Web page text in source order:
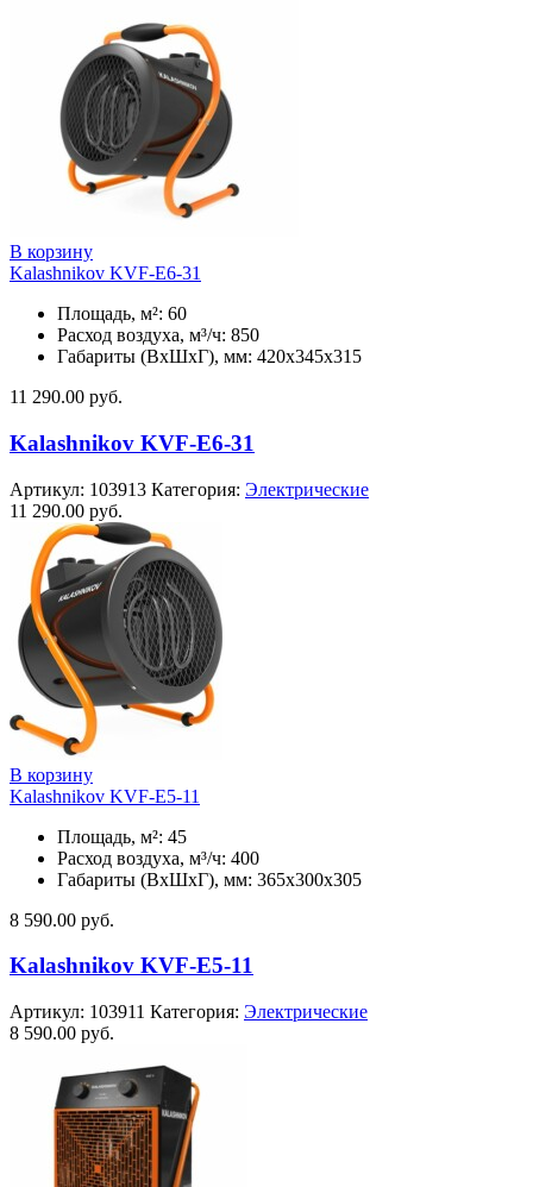
В корзину
Kalashnikov KVF-E6-31
Площадь, м²: 60
Расход воздуха, м³/ч: 850
Габариты (ВхШхГ), мм: 420x345x315
11 290.00 руб.
Kalashnikov KVF-E6-31
Артикул: 103913 Категория: Электрические
11 290.00 руб.
В корзину
Kalashnikov KVF-E5-11
Площадь, м²: 45
Расход воздуха, м³/ч: 400
Габариты (ВхШхГ), мм: 365x300x305
8 590.00 руб.
Kalashnikov KVF-E5-11
Артикул: 103911 Категория: Электрические
8 590.00 руб.